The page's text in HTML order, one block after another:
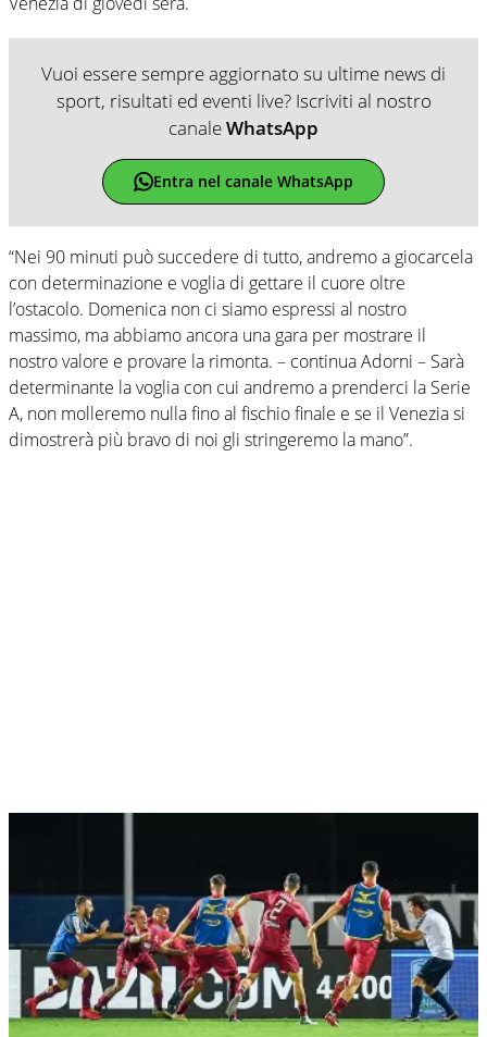
Vuoi essere sempre aggiornato su ultime news di
sport, risultati ed eventi live? Iscriviti al nostro
canaleWhatsApp
Entra nel canale WhatsApp
“Nei 90 minuti può succedere di tutto, andremo a giocarcela
con determinazione e voglia di gettare il cuore oltre
l’ostacolo. Domenica non ci siamo espressi al nostro
massimo, ma abbiamo ancora una gara per mostrare il
nostro valore e provare la rimonta. – continua Adorni – Sarà
determinante la voglia con cui andremo a prenderci la Serie
A, non molleremo nulla fino al fischio finale e se il Venezia si
dimostrerà più bravo di noi gli stringeremo la mano”.